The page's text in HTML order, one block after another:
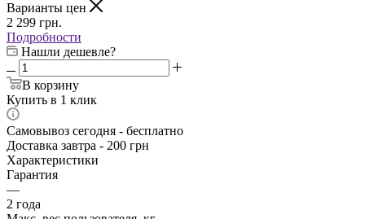
Варианты цен
2 299 грн.
Подробности
Нашли дешевле?
В корзину
Купить в 1 клик
Самовывоз сегодня - бесплатно
Доставка завтра - 200 грн
Характеристики
Гарантия
—
2 года